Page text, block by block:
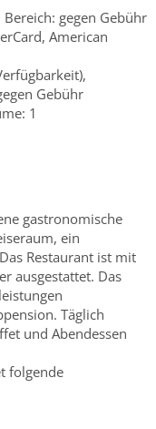
gegen Gebühr
American
Gebühr
1
gastronomische
ein
Restaurant ist mit
ausgestattet. Das
Täglich
und Abendessen
folgende